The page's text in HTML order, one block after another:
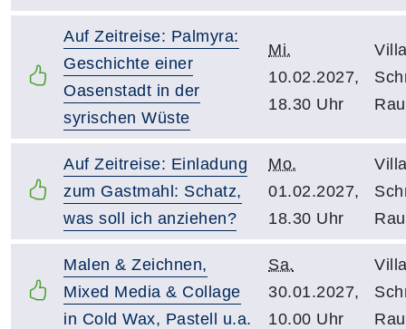
Auf Zeitreise: Palmyra:
Geschichte einer
Oasenstadt in der
syrischen Wüste
Mi.
10.02.2027,
18.30 Uhr
Auf Zeitreise: Einladung
zum Gastmahl: Schatz,
was soll ich anziehen?
Mo.
01.02.2027,
18.30 Uhr
Malen & Zeichnen,
Mixed Media & Collage
in Cold Wax, Pastell u.a.
Sa.
30.01.2027,
10.00 Uhr